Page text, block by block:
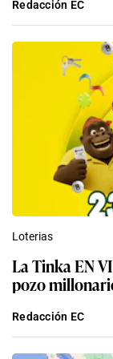
Redacción EC
Loterias
La Tinka EN
pozo
Redacción EC